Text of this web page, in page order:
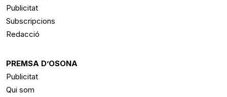
Publicitat
Subscripcions
Redacció
PREMSA D’OSONA
Publicitat
Qui som